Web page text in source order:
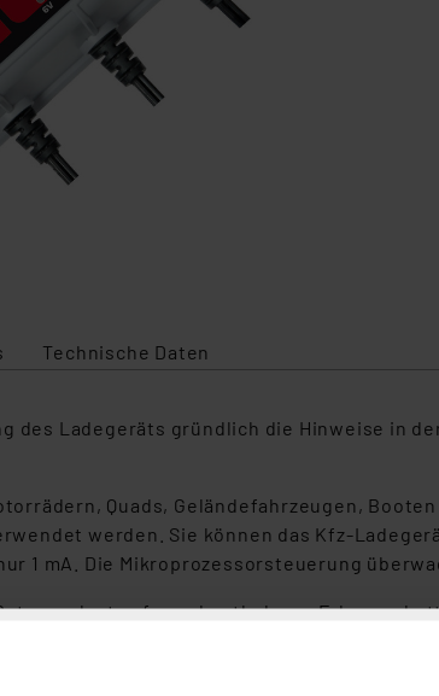
Technische Daten
des Ladegeräts gründlich die Hinweise in
Quads, Geländefahrzeugen,
werden. Sie können das Kfz-
1 mA. Die Mikroprozessorsteuerung
aufgrund entladener
mit SAE-Adapter erleichtern das